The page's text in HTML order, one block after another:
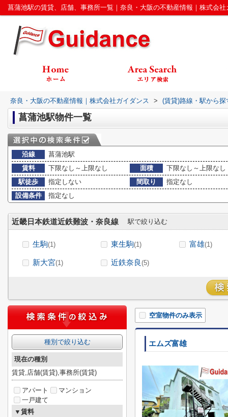
菖蒲池駅の賃貸、店舗、事務所一覧｜奈良・大阪の不動産情報｜株式会社
奈良・大阪の不動産情報｜株式会社ガイダンス > (賃貸)路線・駅から探
菖蒲池駅物件一覧
沿線
菖蒲池駅
賃料
下限なし～上限なし 面積
下限なし～上限なし
駅徒歩
指定しない 間取り
指定なし
設備条件
指定なし
近畿日本鉄道近鉄難波・奈良線 駅で絞り込む
生駒(1) 東生駒(1) 富雄(1)
新大宮(1) 近鉄奈良(5)
空室物件のみ表示
エムズ富雄
種別で絞り込む
現在の種別
賃貸,店舗(賃貸),事務所(賃貸)
アパート
マンション
一戸建て
▼賃料